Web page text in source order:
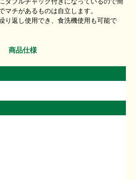
ダブルチャック付きになっているので簡
マチがあるものは自立します。
り返し使用でき、食洗機使用も可能で
商品仕様